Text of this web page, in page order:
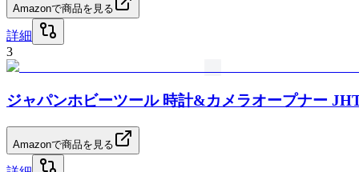
Amazonで商品を見る
詳細
3
ジャパンホビーツール 時計&カメラオープナー
Amazonで商品を見る